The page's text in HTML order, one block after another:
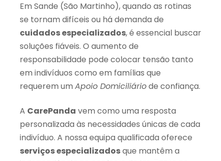
Em Sande (São Martinho), quando as rotinas
se tornam difíceis ou há demanda de
cuidados especializados, é essencial buscar
soluções fiáveis. O aumento de
responsabilidade pode colocar tensão tanto
em indivíduos como em famílias que
requerem um Apoio Domiciliáriode confiança.
A CarePanda vem como uma resposta
personalizada às necessidades únicas de cada
indivíduo. A nossa equipa qualificada oferece
serviços especializadosque mantêm a